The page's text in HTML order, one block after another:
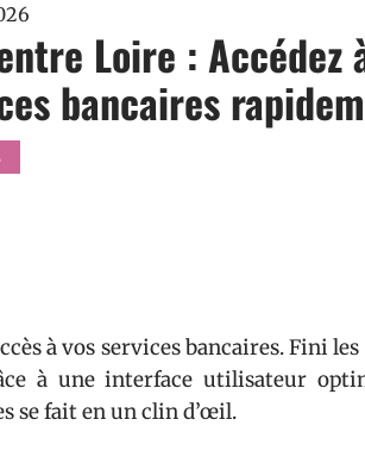
Loire : Accédez
bancaires
à vos services bancaires. Fini
à une interface utilisateur
se fait en un clin d’œil.